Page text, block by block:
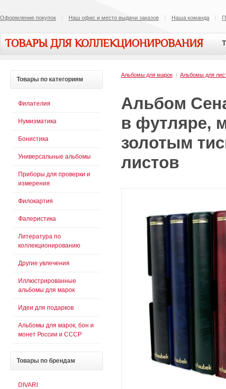
Оформление покупок Наш офис и место выдачи заказов Наша команда
ТОВАРЫ ДЛЯ КОЛЛЕКЦИОНИРОВАНИЯ
Альбомы для марок | Альбомы для
Альбом
в футляре,
золотым
листов
Товары по категориям
Филателия
Нумизматика
Бонистика
Универсальные альбомы
Приборы для проверки и
измерения
Филокартия
Фалеристика
Литература по
коллекционированию
Другие увлечения
Иллюстрированные
альбомы для марок
Идеи для подарков
Альбомы для марок, бон и
монет России и СССР
Товары по брендам
DIVARI